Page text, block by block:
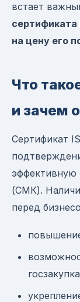
встает
сертификата
на цену его
Что
и зачем
Сертификат
эффективную
(СМК).
перед